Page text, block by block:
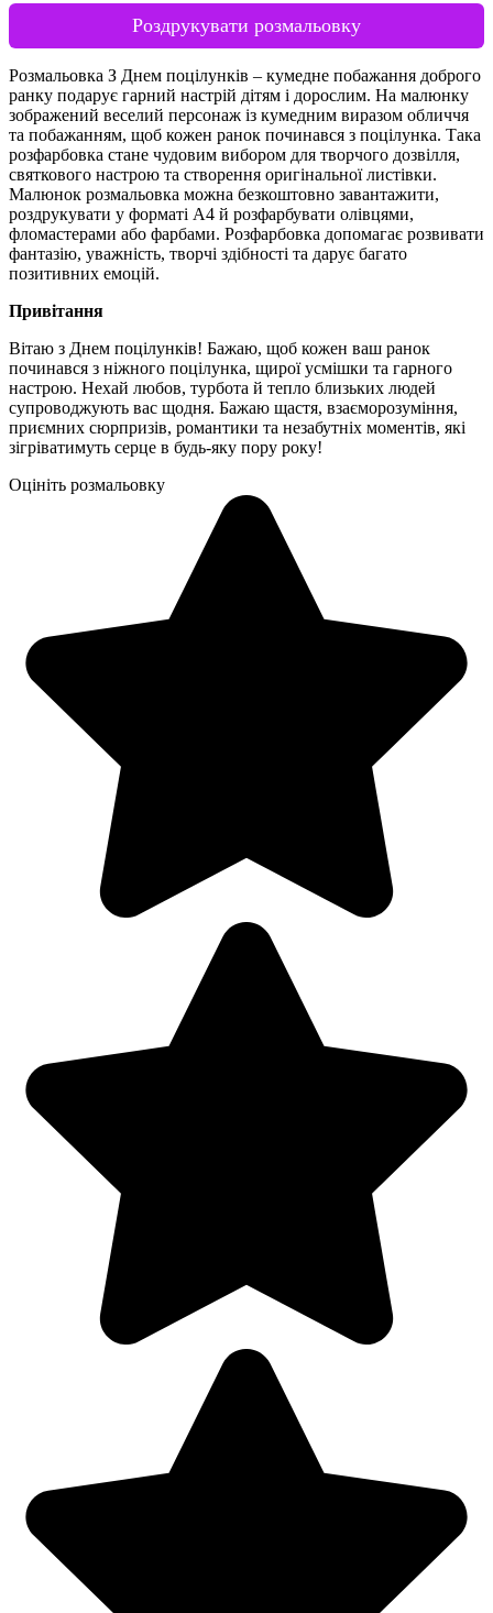
Роздрукувати розмальовку
Розмальовка З Днем поцілунків – кумедне побажання доброго
ранку подарує гарний настрій дітям і дорослим. На малюнку
зображений веселий персонаж із кумедним виразом обличчя
та побажанням, щоб кожен ранок починався з поцілунка. Така
розфарбовка стане чудовим вибором для творчого дозвілля,
святкового настрою та створення оригінальної листівки.
Малюнок розмальовка можна безкоштовно завантажити,
роздрукувати у форматі А4 й розфарбувати олівцями,
фломастерами або фарбами. Розфарбовка допомагає розвивати
фантазію, уважність, творчі здібності та дарує багато
позитивних емоцій.
Привітання
Вітаю з Днем поцілунків! Бажаю, щоб кожен ваш ранок
починався з ніжного поцілунка, щирої усмішки та гарного
настрою. Нехай любов, турбота й тепло близьких людей
супроводжують вас щодня. Бажаю щастя, взаєморозуміння,
приємних сюрпризів, романтики та незабутніх моментів, які
зігріватимуть серце в будь-яку пору року!
Оцініть розмальовку